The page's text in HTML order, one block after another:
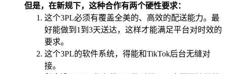
但是，在新规下，这种合作有两个硬性要求：
这个3PL必须有覆盖全美的、高效的配送能力。最
好能做到1到3天送达，这样才能满足平台对时效的
要求。
这个3PL的软件系统，得能和TikTok后台无缝对
接。